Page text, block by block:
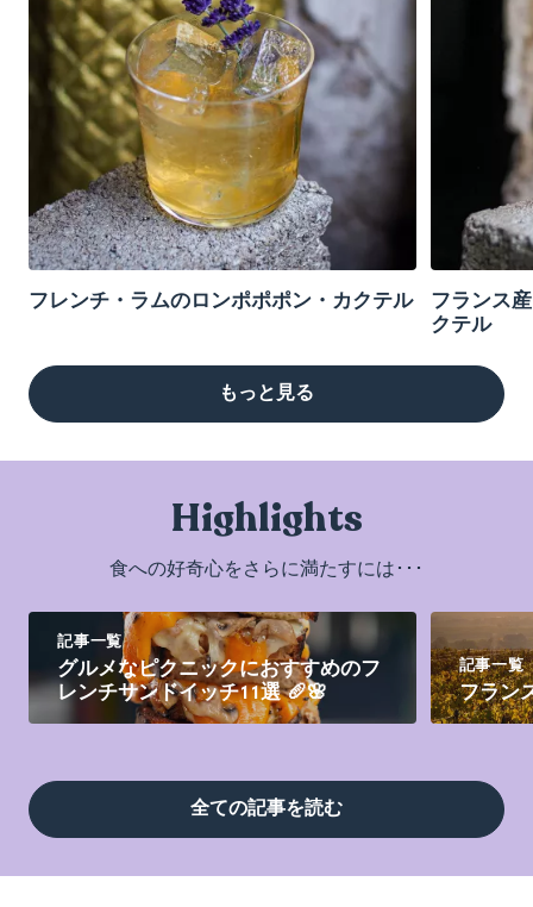
フレンチ・ラムのロンポポポン・カクテル
フランス
クテル
もっと見る
Highlights
食への好奇心をさらに満たすには･･･
記事一覧
グルメなピクニックにおすすめのフ
レンチサンドイッチ11選 🥖🌸
記事一覧
フラン
全ての記事を読む